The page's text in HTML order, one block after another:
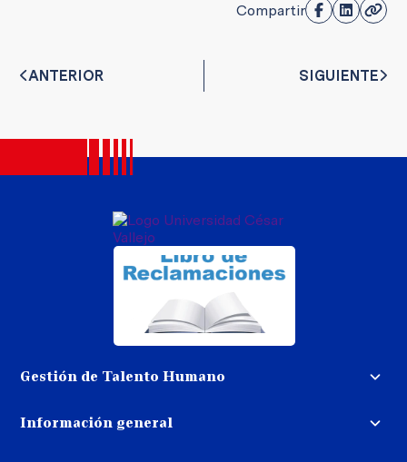
Compartir
ANTERIOR SIGUIENTE
Gestión de Talento Humano
Trabaja con nosotros
Información general